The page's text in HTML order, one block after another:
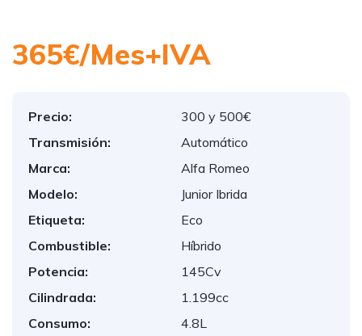
365€/Mes+IVA
Precio:
300 y 500€
Transmisión:
Automático
Marca:
Alfa Romeo
Modelo:
Junior Ibrida
Etiqueta:
Eco
Combustible:
Híbrido
Potencia:
145Cv
Cilindrada:
1.199cc
Consumo:
4.8L